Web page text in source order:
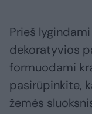
Prieš
dekoratyvios
formuodami
pasirūpinkite,
žemės